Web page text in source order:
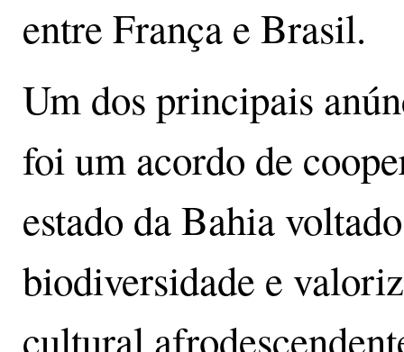
entre França e Brasil.
Um dos principais
foi um acordo de
estado da Bahia
biodiversidade e
cultural